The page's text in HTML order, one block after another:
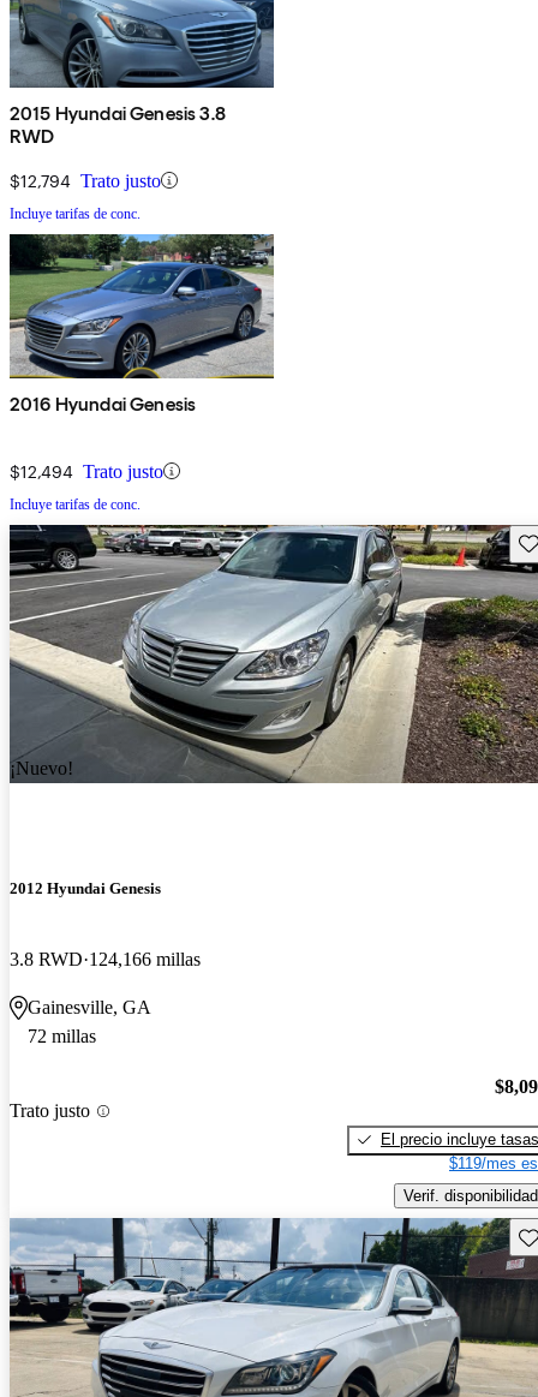
2015 Hyundai Genesis 3.8
RWD
$12,794 Trato justo
Incluye tarifas de conc.
2016 Hyundai Genesis
$12,494 Trato justo
Incluye tarifas de conc.
¡Nuevo!
2012 Hyundai Genesis
3.8 RWD 124,166 millas
Gainesville, GA
72 millas
Trato justo
El precio incluye tasas
$119/mes
Verif. disponibilidad